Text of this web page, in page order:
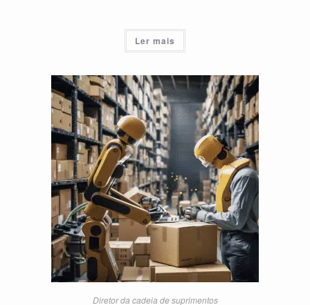
Ler mais
Diretor da cadeia de suprimentos